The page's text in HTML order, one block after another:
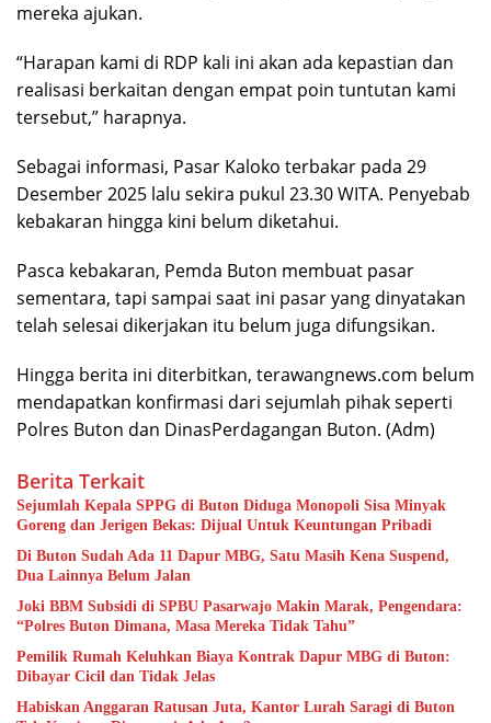
mereka ajukan.
“Harapan kami di RDP kali ini akan ada kepastian dan
realisasi berkaitan dengan empat poin tuntutan kami
tersebut,” harapnya.
Sebagai informasi, Pasar Kaloko terbakar pada 29
Desember 2025 lalu sekira pukul 23.30 WITA. Penyebab
kebakaran hingga kini belum diketahui.
Pasca kebakaran, Pemda Buton membuat pasar
sementara, tapi sampai saat ini pasar yang dinyatakan
telah selesai dikerjakan itu belum juga difungsikan.
Hingga berita ini diterbitkan, terawangnews.com belum
mendapatkan konfirmasi dari sejumlah pihak seperti
Polres Buton dan DinasPerdagangan Buton. (Adm)
Berita Terkait
Sejumlah Kepala SPPG di Buton Diduga Monopoli Sisa Minyak
Goreng dan Jerigen Bekas: Dijual Untuk Keuntungan Pribadi
Di Buton Sudah Ada 11 Dapur MBG, Satu Masih Kena Suspend,
Dua Lainnya Belum Jalan
Joki BBM Subsidi di SPBU Pasarwajo Makin Marak, Pengendara:
“Polres Buton Dimana, Masa Mereka Tidak Tahu”
Pemilik Rumah Keluhkan Biaya Kontrak Dapur MBG di Buton:
Dibayar Cicil dan Tidak Jelas
Habiskan Anggaran Ratusan Juta, Kantor Lurah Saragi di Buton